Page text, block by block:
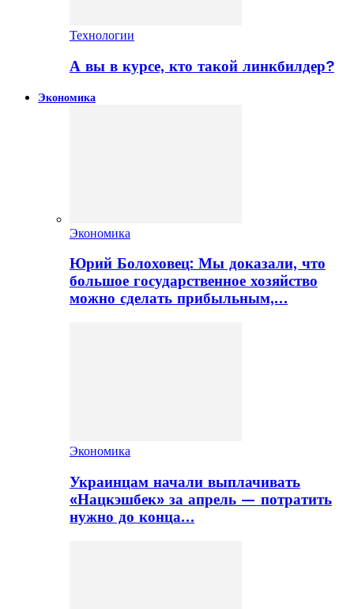
Технологии
А вы в курсе, кто такой линкбилдер?
Экономика
Экономика
Юрий Болоховец: Мы доказали, что
большое государственное хозяйство
можно сделать прибыльным,…
Экономика
Украинцам начали выплачивать
«Нацкэшбек» за апрель — потратить
нужно до конца…